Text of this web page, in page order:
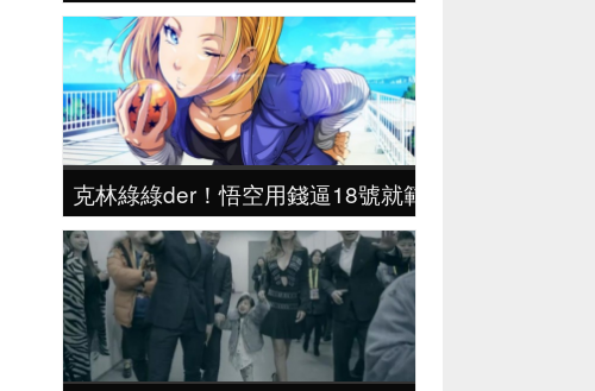
克林綠綠der！悟空用錢逼18號就範，「老司機才